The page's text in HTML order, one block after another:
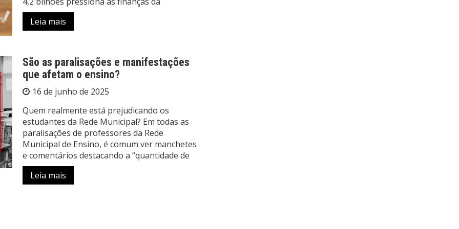
Leia mais
São as paralisações e manifestações
que afetam o ensino?
16 de junho de 2025
Quem realmente está prejudicando os
estudantes da Rede Municipal? Em todas as
paralisações de professores da Rede
Municipal de Ensino, é comum ver manchetes
e comentários destacando a “quantidade de
Leia mais